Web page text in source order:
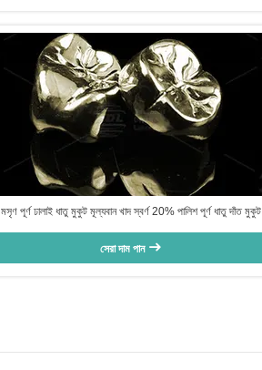
মসৃণ পূর্ণ ঢালাই ধাতু মুকুট মূল্যবান খাদ স্বর্ণ 20% পালিশ পূর্ণ ধাতু দাঁত মুকুট
সেরা দাম পান